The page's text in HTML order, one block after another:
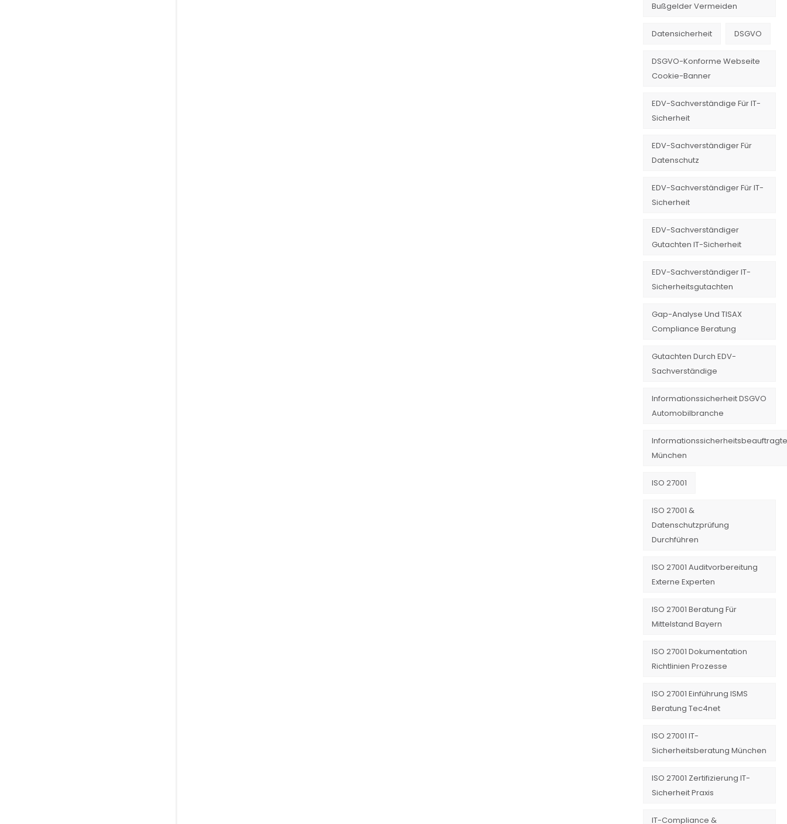
Bußgelder Vermeiden
Datensicherheit DSGVO
DSGVO-Konforme Webseite
Cookie-Banner
EDV-Sachverständige Für IT-
Sicherheit
EDV-Sachverständiger Für
Datenschutz
EDV-Sachverständiger Für IT-
Sicherheit
EDV-Sachverständiger
Gutachten IT-Sicherheit
EDV-Sachverständiger IT-
Sicherheitsgutachten
Gap-Analyse Und TISAX
Compliance Beratung
Gutachten Durch EDV-
Sachverständige
Informationssicherheit DSGVO
Automobilbranche
München
ISO 27001
ISO 27001 &
Datenschutzprüfung
Durchführen
ISO 27001 Auditvorbereitung
Externe Experten
ISO 27001 Beratung Für
Mittelstand Bayern
ISO 27001 Dokumentation
Richtlinien Prozesse
ISO 27001 Einführung ISMS
Beratung Tec4net
ISO 27001 IT-
Sicherheitsberatung München
ISO 27001 Zertifizierung IT-
Sicherheit Praxis
IT-Compliance &